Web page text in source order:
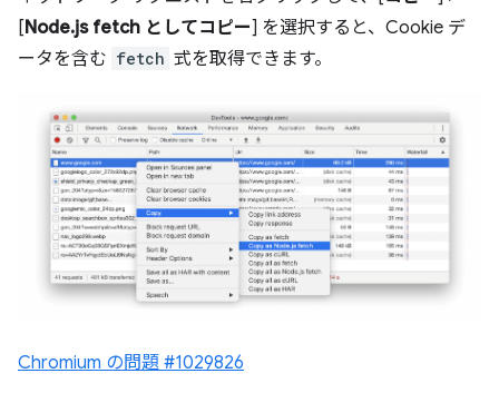
[Node.js fetch としてコピー] を選択すると、Cookie デ
ータを含む fetch 式を取得できます。
Chromium の問題 #1029826